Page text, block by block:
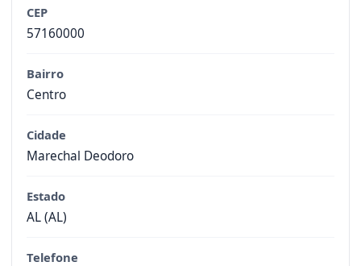
CEP
57160000
Bairro
Centro
Cidade
Marechal Deodoro
Estado
AL (AL)
Telefone